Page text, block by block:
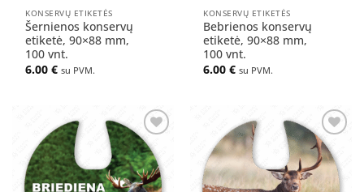
KONSERVŲ ETIKETĖS
Šernienos konservų
etiketė, 90×88 mm,
100 vnt.
6.00€ su PVM.
KONSERVŲ ETIKETĖS
Bebrienos konservų
etiketė, 90×88 mm,
100 vnt.
6.00€ su PVM.
Pridėti
į norų
sąrašą
Pridėti
į norų
sąrašą